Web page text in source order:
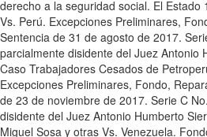
derecho a la seguridad social. El Estado
Vs. Perú. Excepciones Preliminares,
Sentencia de 31 de agosto de 2017.
parcialmente disidente del Juez Antonio
Caso Trabajadores Cesados de
Excepciones Preliminares, Fondo,
de 23 de noviembre de 2017. Serie C
disidente del Juez Antonio Humberto
Miguel Sosa y otras Vs. Venezuela.